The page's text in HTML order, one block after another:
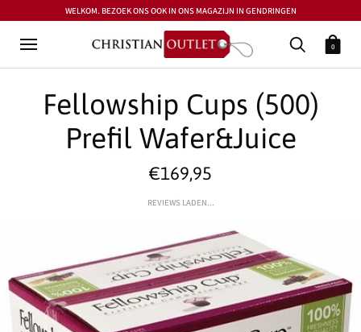
WELKOM. BEZOEK ONS OOK IN ONS MAGAZIJN IN GENDRINGEN
0
Fellowship Cups (500)
Prefil Wafer&Juice
€169,95
REVIEWS LADEN...